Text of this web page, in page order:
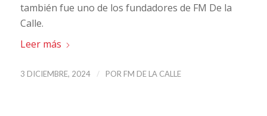
también fue uno de los fundadores de FM De la
Calle.
Leer más
3 DICIEMBRE, 2024 / POR FM DE LA CALLE